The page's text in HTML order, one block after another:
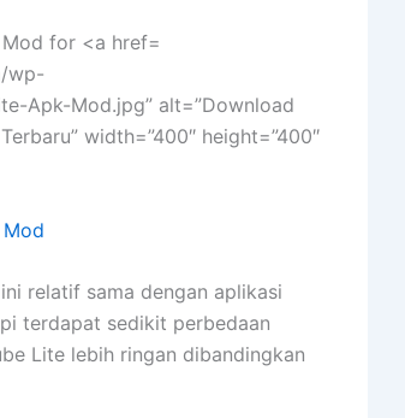
wp-
Apk-Mod.jpg” alt=”Download
width=”400″ height=”400″
relatif sama dengan aplikasi
terdapat sedikit perbedaan
Lite lebih ringan dibandingkan